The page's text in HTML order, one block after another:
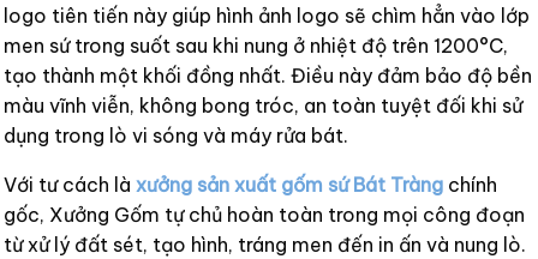
logo tiên tiến này giúp hình ảnh logo sẽ chìm hẳn vào lớp
men sứ trong suốt sau khi nung ở nhiệt độ trên 1200°C,
tạo thành một khối đồng nhất. Điều này đảm bảo độ bền
màu vĩnh viễn, không bong tróc, an toàn tuyệt đối khi sử
dụng trong lò vi sóng và máy rửa bát.
Với tư cách là xưởng sản xuất gốm sứ Bát Tràng chính
gốc, Xưởng Gốm tự chủ hoàn toàn trong mọi công đoạn
từ xử lý đất sét, tạo hình, tráng men đến in ấn và nung lò.